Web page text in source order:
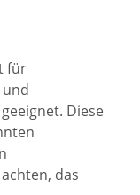
für
Diese
das